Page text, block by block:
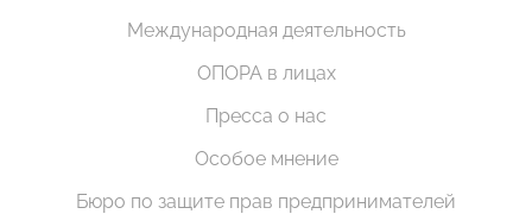
Международная деятельность
ОПОРА в лицах
Пресса о нас
Особое мнение
Бюро по защите прав предпринимателей